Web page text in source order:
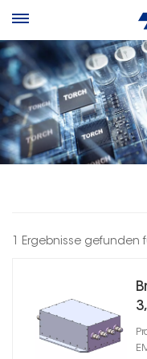
1 Ergebnisse gefunden